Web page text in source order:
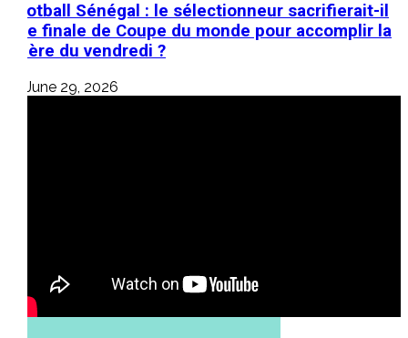
Football Sénégal : le sélectionneur sacrifierait-il
une finale de Coupe du monde pour accomplir la
prière du vendredi ?
June 29, 2026